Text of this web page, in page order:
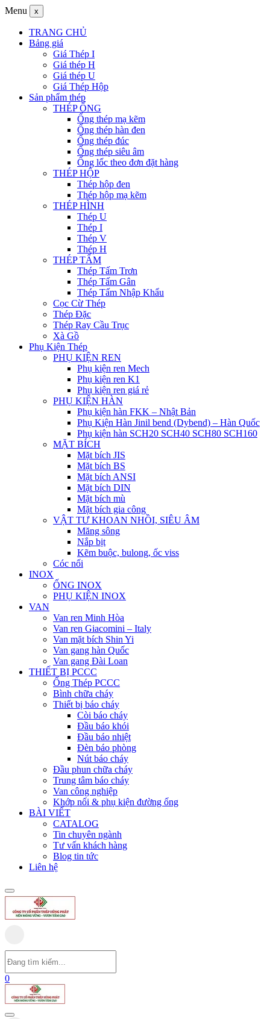
Menu x
TRANG CHỦ
Bảng giá
Giá Thép I
Giá thép H
Giá thép U
Giá Thép Hộp
Sản phẩm thép
THÉP ỐNG
Ống thép mạ kẽm
Ống thép hàn đen
Ống thép đúc
Ống thép siêu âm
Ống lốc theo đơn đặt hàng
THÉP HỘP
Thép hộp đen
Thép hộp mạ kẽm
THÉP HÌNH
Thép U
Thép I
Thép V
Thép H
THÉP TẤM
Thép Tấm Trơn
Thép Tấm Gân
Thép Tấm Nhập Khẩu
Cọc Cừ Thép
Thép Đặc
Thép Ray Cầu Trục
Xà Gồ
Phụ Kiện Thép
PHỤ KIỆN REN
Phụ kiện ren Mech
Phụ kiện ren K1
Phụ kiện ren giá rẻ
PHỤ KIỆN HÀN
Phụ kiện hàn FKK – Nhật Bản
Phụ Kiện Hàn Jinil bend (Dybend) – Hàn Quốc
Phụ kiện hàn SCH20 SCH40 SCH80 SCH160
MẶT BÍCH
Mặt bích JIS
Mặt bích BS
Mặt bích ANSI
Mặt bích DIN
Mặt bích mù
Mặt bích gia công
VẬT TƯ KHOAN NHỒI, SIÊU ÂM
Măng sông
Nắp bịt
Kẽm buộc, bulong, ốc viss
Cóc nối
INOX
ỐNG INOX
PHỤ KIỆN INOX
VAN
Van ren Minh Hòa
Van ren Giacomini – Italy
Van mặt bích Shin Yi
Van gang hàn Quốc
Van gang Đài Loan
THIẾT BỊ PCCC
Ống Thép PCCC
Bình chữa cháy
Thiết bị báo cháy
Còi báo cháy
Đầu báo khói
Đầu báo nhiệt
Đèn báo phòng
Nút báo cháy
Đầu phun chữa cháy
Trung tâm báo cháy
Van công nghiệp
Khớp nối & phụ kiện đường ống
BÀI VIẾT
CATALOG
Tin chuyên ngành
Tư vấn khách hàng
Blog tin tức
Liên hệ
0